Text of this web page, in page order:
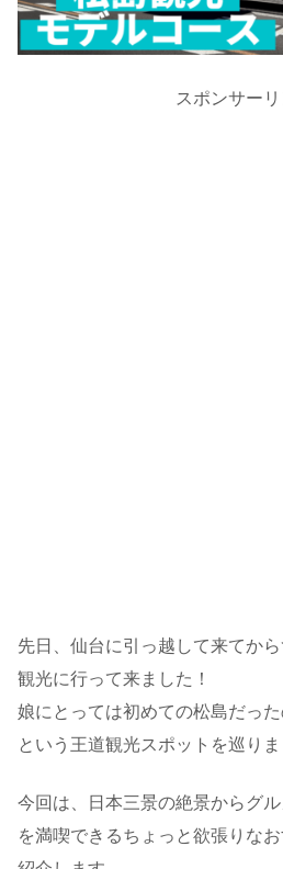
スポンサーリ
先日、仙台に引っ越して来てか
観光に行って来ました！
娘にとっては初めての松島だっ
という王道観光スポットを巡りま
今回は、日本三景の絶景からグ
を満喫できるちょっと欲張りな